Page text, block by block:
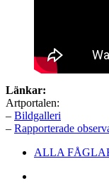
Länkar:
Artportalen:
– Bildgalleri
– Rapporterade
Sidfotsmeny
ALLA